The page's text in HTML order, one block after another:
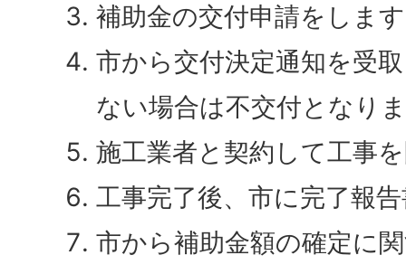
補助金の交付申請をします
市から交付決定通知を受
ない場合は不交付となり
施工業者と契約して工事
工事完了後、市に完了報
市から補助金額の確定に